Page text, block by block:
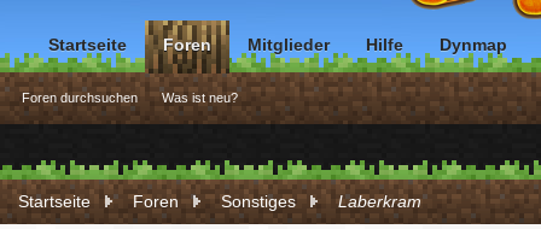
Startseite Foren Sonstiges Laberkram
Startseite Foren
Foren durchsuchen Was ist neu?
Mitglieder Hilfe Dynmap